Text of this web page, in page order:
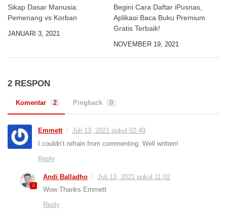
Sikap Dasar Manusia:
Pemenang vs Korban
JANUARI 3, 2021
Begini Cara Daftar iPusnas,
Aplikasi Baca Buku Premium
Gratis Terbaik!
NOVEMBER 19, 2021
2 RESPON
Komentar 2 Pingback 0
Emmett
Juli 13, 2021 pukul 02:49
I couldn’t refrain from commenting. Well written!
Reply
Andi Balladho
Juli 13, 2021 pukul 11:02
Wow Thanks Emmett
Reply